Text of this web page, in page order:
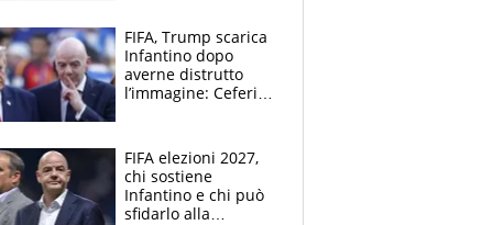
FIFA, Trump scarica
Infantino dopo
averne distrutto
l’immagine: Ceferin
contrattacco
FIFA elezioni 2027,
chi sostiene
Infantino e chi può
sfidarlo alla